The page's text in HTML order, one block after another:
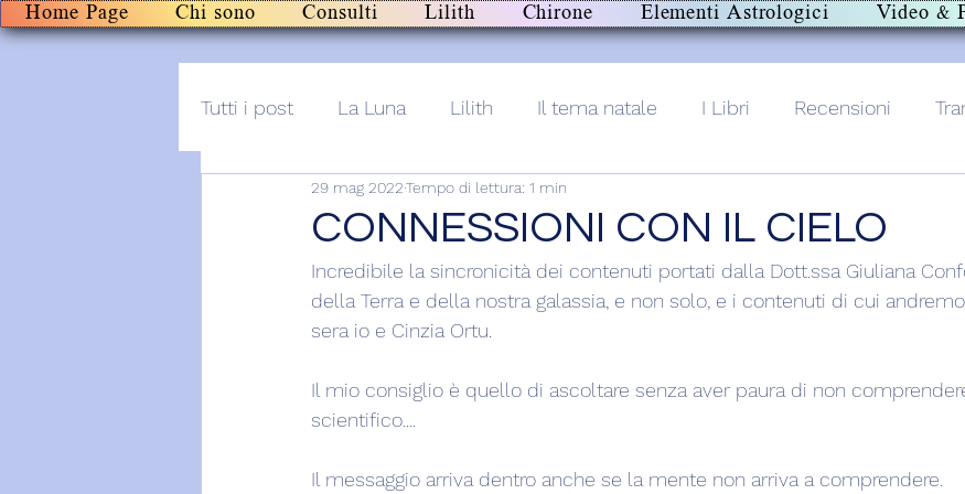
Home Page Chi sono Consulti Lilith Chirone Elementi Astrologici Video &
Tutti i post La Luna Lilith Il tema natale I Libri Recensioni
Post+audio Lilith+
CONNESSIONI CON IL CIELO
29 mag 2022Tempo di lettura: 1 min
Incredibile la sincronicità dei contenuti portati dalla Dott.ssa Giuliana
della Terra e della nostra galassia, e non solo, e i contenuti di cui
sera io e Cinzia Ortu.
Il mio consiglio è quello di ascoltare senza aver paura di non
scientifico....
Il messaggio arriva dentro anche se la mente non arriva a comprendere.